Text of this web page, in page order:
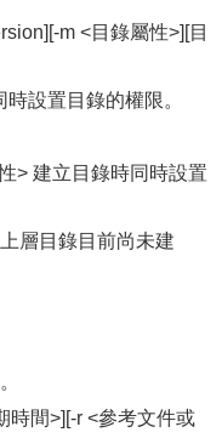
m <目錄屬性>][目
設置目錄的權限。
> 建立目錄時同時設置
層目錄目前尚未建
間>][-r <參考文件或